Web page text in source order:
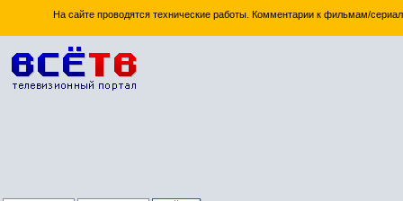
На сайте проводятся технические работы. Комментарии к фильмам/